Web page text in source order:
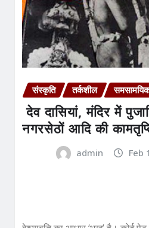
संस्कृति तर्कशील
देव दासियां, मंदिर में
नगरसेठों आदि की
admin Feb